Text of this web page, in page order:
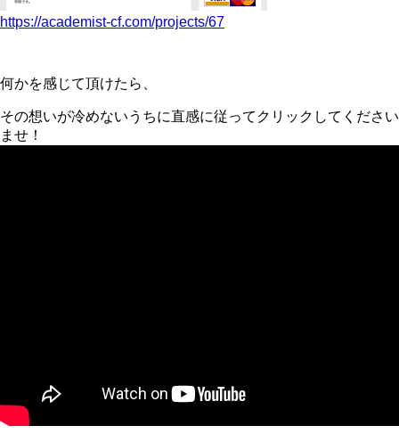
https://academist-cf.com/projects/67
何かを感じて頂けたら、
その想いが冷めないうちに直感に従ってクリックしてください
ませ！